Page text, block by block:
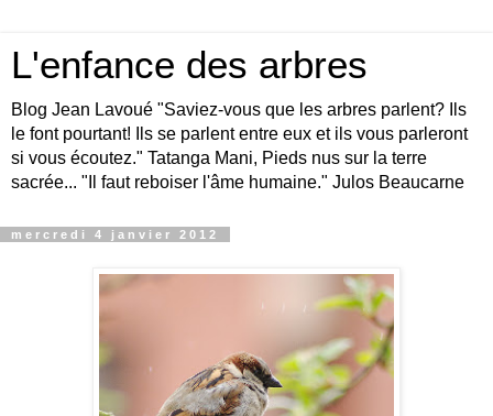
L'enfance des arbres
Blog Jean Lavoué "Saviez-vous que les arbres parlent? Ils
le font pourtant! Ils se parlent entre eux et ils vous parleront
si vous écoutez." Tatanga Mani, Pieds nus sur la terre
sacrée... "Il faut reboiser l'âme humaine." Julos Beaucarne
mercredi 4 janvier 2012